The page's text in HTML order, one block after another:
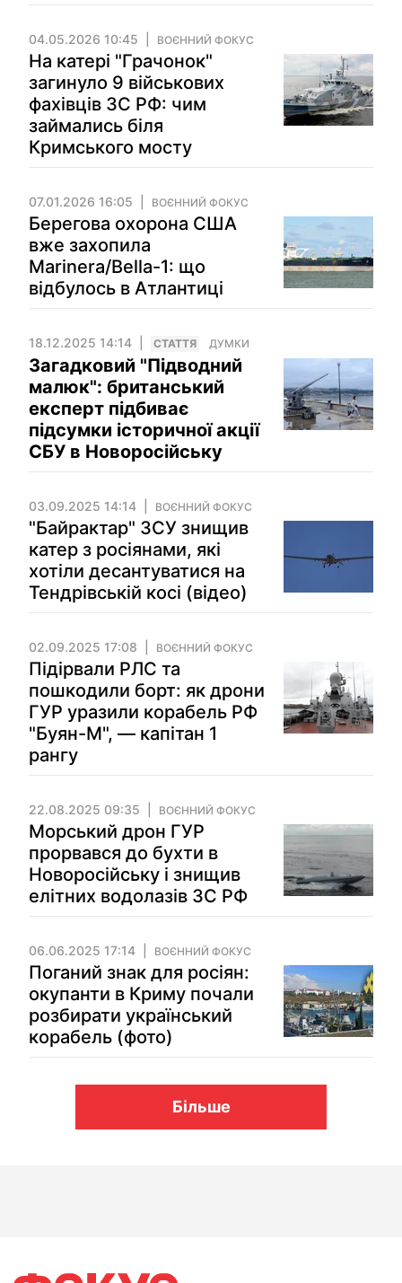
04.05.2026 10:45 ВОЄННИЙ ФОКУС
На катері "Грачонок"
загинуло 9 військових
фахівців ЗС РФ: чим
займались біля
Кримського мосту
07.01.2026 16:05 ВОЄННИЙ ФОКУС
Берегова охорона США
вже захопила
Marinera/Bella-1: що
відбулось в Атлантиці
18.12.2025 14:14 СТАТТЯ ДУМКИ
Загадковий "Підводний
малюк": британський
експерт підбиває
підсумки історичної акції
СБУ в Новоросійську
03.09.2025 14:14 ВОЄННИЙ ФОКУС
"Байрактар" ЗСУ знищив
катер з росіянами, які
хотіли десантуватися на
Тендрівській косі (відео)
02.09.2025 17:08 ВОЄННИЙ ФОКУС
Підірвали РЛС та
пошкодили борт: як дрони
ГУР уразили корабель РФ
"Буян-М", — капітан 1
рангу
22.08.2025 09:35 ВОЄННИЙ ФОКУС
Морський дрон ГУР
прорвався до бухти в
Новоросійську і знищив
елітних водолазів ЗС РФ
06.06.2025 17:14 ВОЄННИЙ ФОКУС
Поганий знак для росіян:
окупанти в Криму почали
розбирати український
корабель (фото)
Більше